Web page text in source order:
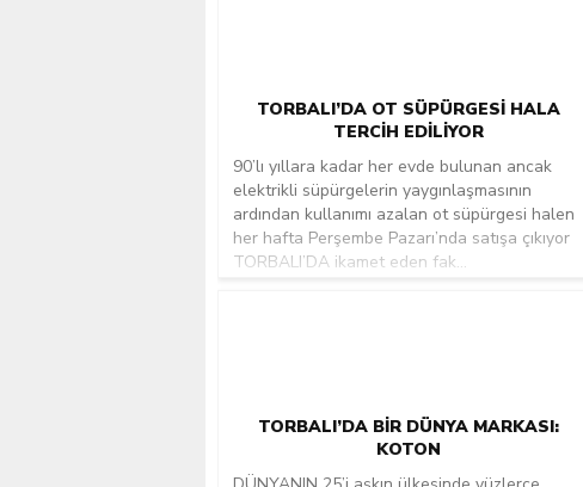
TORBALI’DA OT SÜPÜRGESI HALA
TERCIH EDILIYOR
90’lı yıllara kadar her evde bulunan ancak
elektrikli süpürgelerin yaygınlaşmasının
ardından kullanımı azalan ot süpürgesi halen
her hafta Perşembe Pazarı’nda satışa çıkıyor
TORBALI’DA ikamet eden fak...
TORBALI’DA BIR DÜNYA MARKASI:
KOTON